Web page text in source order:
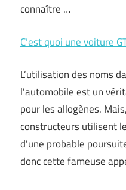
connaître …
C’est quoi une voiture
L’utilisation des noms
l’automobile est un
pour les allogènes.
constructeurs utilisent
d’une probable
donc cette fameuse